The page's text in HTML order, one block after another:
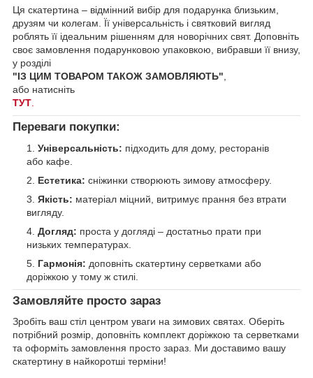
Ця скатертина – відмінний вибір для подарунка близьким,
друзям чи колегам. Її універсальність і святковий вигляд
роблять її ідеальним рішенням для новорічних свят. Доповніть
своє замовлення подарунковою упаковкою, вибравши її внизу,
у розділі
"ІЗ ЦИМ ТОВАРОМ ТАКОЖ ЗАМОВЛЯЮТЬ"
або натисніть
ТУТ
Переваги покупки:
Універсальність: підходить для дому, ресторанів
або кафе.
Естетика: сніжинки створюють зимову атмосферу.
Якість: матеріал міцний, витримує прання без втрати
вигляду.
Догляд: проста у догляді – достатньо прати при
низьких температурах.
Гармонія: доповніть скатертину серветками або
доріжкою у тому ж стилі.
Замовляйте просто зараз
Зробіть ваш стіл центром уваги на зимових святах. Оберіть
потрібний розмір, доповніть комплект доріжкою та серветками
та оформіть замовлення просто зараз. Ми доставимо вашу
скатертину в найкоротші терміни!